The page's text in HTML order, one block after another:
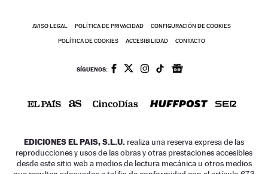
AVISO LEGAL POLÍTICA DE PRIVACIDAD CONFIGURACIÓN DE COOKIES
POLÍTICA DE COOKIES ACCESIBILIDAD CONTACTO
SÍGUENOS:
EDICIONES EL PAIS, S.L.U. realiza una reserva expresa de las
reproducciones y usos de las obras y otras prestaciones accesibles
desde este sitio web a medios de lectura mecánica u otros medios